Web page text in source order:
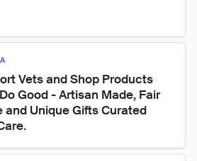
Vets and Shop Products
Good - Artisan Made, Fair
and Unique Gifts Curated